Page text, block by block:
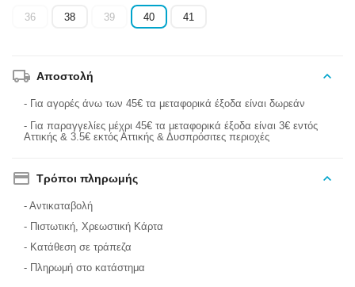
36 38 39 40 41
Αποστολή
- Για αγορές άνω των 45€ τα μεταφορικά έξοδα είναι δωρεάν
- Για παραγγελίες μέχρι 45€ τα μεταφορικά έξοδα είναι 3€ εντός
Αττικής & 3.5€ εκτός Αττικής & Δυσπρόσιτες περιοχές
Τρόποι πληρωμής
- Αντικαταβολή
- Πιστωτική, Χρεωστική Κάρτα
- Κατάθεση σε τράπεζα
- Πληρωμή στο κατάστημα